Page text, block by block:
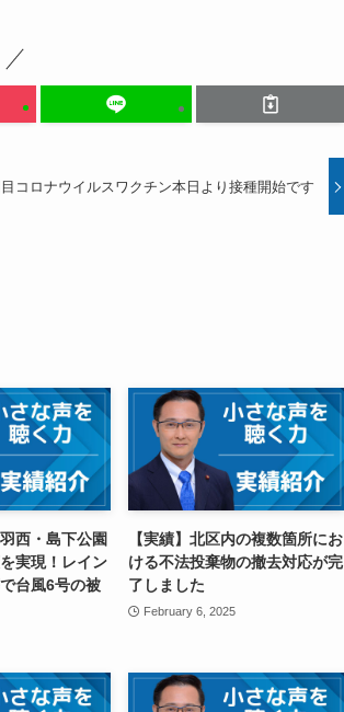
コロナウイルスワクチン本日より接種開始です
西・島下公園
実現！レイン
台風6号の被
【実績】北区内の複数箇所にお
ける不法投棄物の撤去対応が完
了しました
February 6, 2025